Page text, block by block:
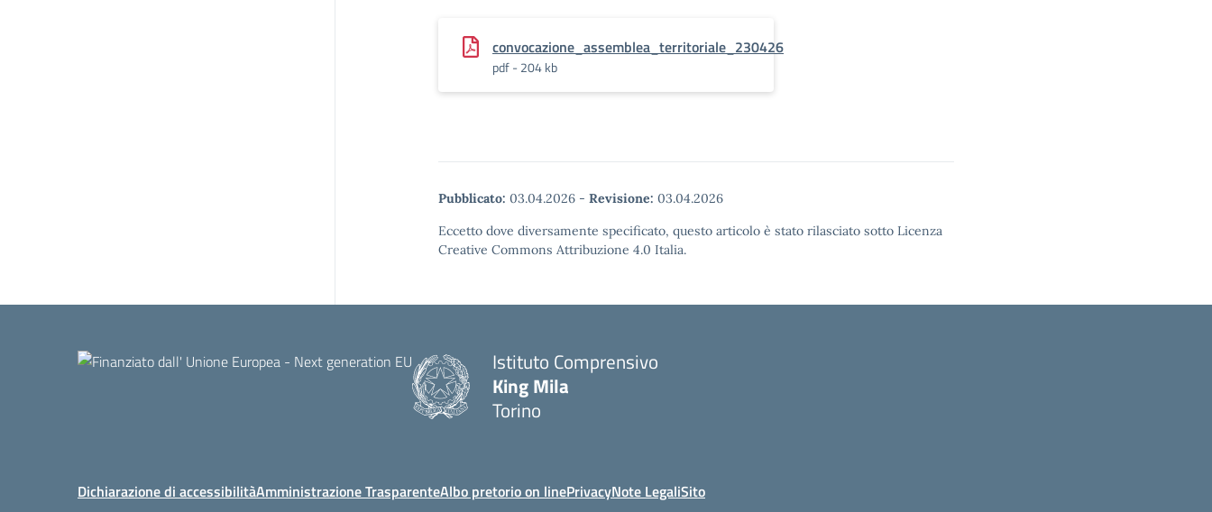
convocazione_assemblea_territoriale_230426
pdf - 204 kb
Pubblicato: 03.04.2026 - Revisione: 03.04.2026
Eccetto dove diversamente specificato, questo articolo è stato rilasciato sotto Licenza
Creative Commons Attribuzione 4.0 Italia.
Istituto Comprensivo
King Mila
Torino
Dichiarazione di accessibilitàAmministrazione TrasparenteAlbo pretorio on linePrivacyNote LegaliSito